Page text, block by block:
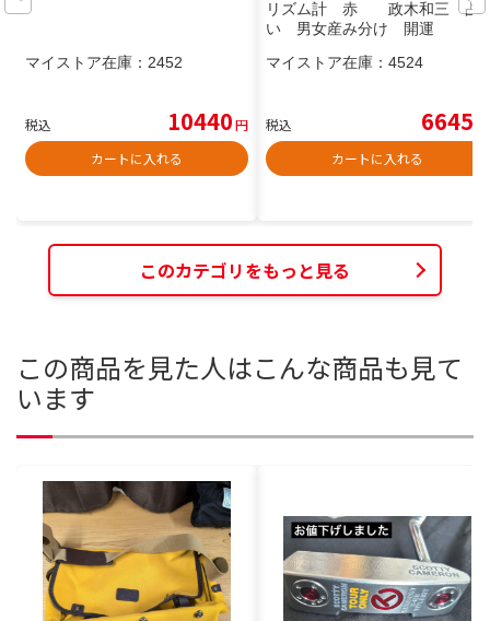
マイストア在庫： 2452
税込 10440円
カートに入れる
リズム計 赤 政木和三 占
い 男女産み分け 開運
マイストア在庫： 4524
税込 6645
カートに入れる
このカテゴリをもっと見る
この商品を見た人はこんな商品も見て
います